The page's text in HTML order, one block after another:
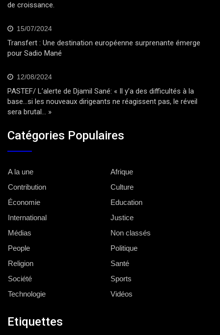
de croissance.
15/07/2024
Transfert : Une destination européenne surprenante émerge
pour Sadio Mané
12/08/2024
PASTEF/ L’alerte de Djamil Sané: « Il y’a des difficultés à la
base…si les nouveaux dirigeants ne réagissent pas, le réveil
sera brutal… »
Catégories Populaires
A la une
Afrique
Contribution
Culture
Économie
Education
International
Justice
Médias
Non classés
People
Politique
Religion
Santé
Société
Sports
Technologie
Vidéos
Etiquettes